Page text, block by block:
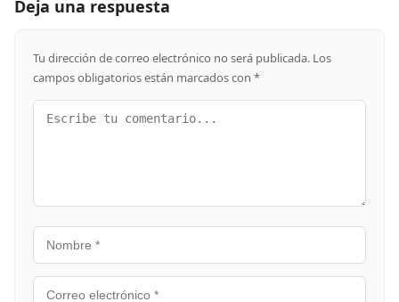
Deja una respuesta
Tu dirección de correo electrónico no será publicada. Los
campos obligatorios están marcados con *